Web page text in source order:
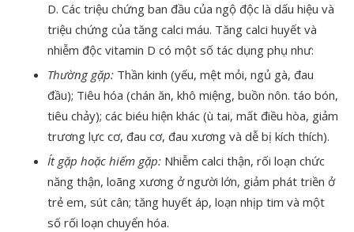
D. Các triệu chứng ban đầu của ngộ độc là dấu hiệu và
triệu chứng của tăng calci máu. Tăng calci huyết và
nhiễm độc vitamin D có một số tác dụng phụ như:
Thường gặp: Thần kinh (yếu, mệt mỏi, ngủ gà, đau
đầu); Tiêu hóa (chán ăn, khô miệng, buồn nôn. táo bón,
tiêu chảy); các biéu hiện khác (ù tai, mất điều hòa, giảm
trương lực cơ, đau cơ, đau xương và dễ bị kích thích).
Ít gặp hoặc hiếm gặp: Nhiễm calci thận, rối loạn chức
năng thận, loãng xương ở người lớn, giảm phát triền ở
trẻ em, sút cân; tăng huyết áp, loạn nhịp tim và một
số rối loạn chuyển hóa.